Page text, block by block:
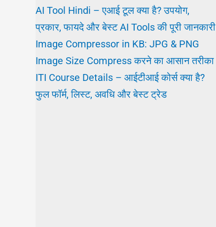
AI Tool Hindi – एआई टूल क्या है? उपयोग,
प्रकार, फायदे और बेस्ट AI Tools की पूरी जानकारी
Image Compressor in KB: JPG & PNG
Image Size Compress करने का आसान तरीका
ITI Course Details – आईटीआई कोर्स क्या है?
फुल फॉर्म, लिस्ट, अवधि और बेस्ट ट्रेड